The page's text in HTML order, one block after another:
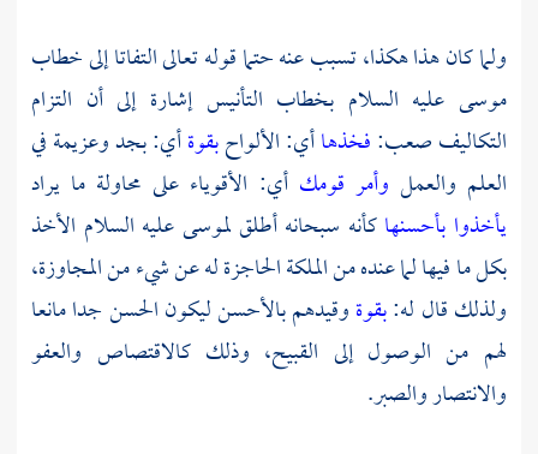
ولما كان هذا هكذا، تسبب عنه حتما قوله تعالى التفاتا إلى خطاب
موسى عليه السلام بخطاب التأنيس إشارة إلى أن التزام
التكاليف صعب:فخذهاأي: الألواحبقوةأي: بجد وعزيمة في
العلم والعمل وأمر قومكأي: الأقوياء على محاولة ما يراد
يأخذوا بأحسنهاكأنه سبحانه أطلقلموسىعليه السلام الأخذ
بكل ما فيها لما عنده من الملكة الحاجزة له عن شيء من المجاوزة،
ولذلك قال له:بقوةوقيدهم بالأحسن ليكون الحسن جدا مانعا
لهم من الوصول إلى القبيح، وذلك كالاقتصاص والعفو
والانتصار والصبر.